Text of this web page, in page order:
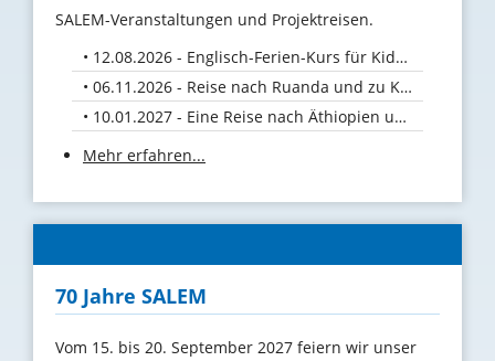
SALEM-Veranstaltungen und Projektreisen.
12.08.2026 - Englisch-Ferien-Kurs für Kids vom 10. bis 12. August 26
06.11.2026 - Reise nach Ruanda und zu Kaffeebauern in Uganda
10.01.2027 - Eine Reise nach Äthiopien und Uganda
Mehr erfahren...
70 Jahre SALEM
Vom 15. bis 20. September 2027 feiern wir unser